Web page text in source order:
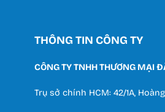
THÔNG TIN CÔNG TY
CÔNG TY TNHH THƯƠNG MẠI
Trụ sở chính HCM: 42/1A,